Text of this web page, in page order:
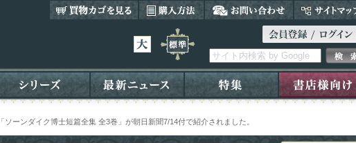
「ソーンダイク博士短篇全集 全3巻」が朝日新聞7/14付で紹介されました。